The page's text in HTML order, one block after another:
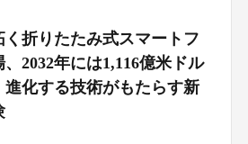
く折りたたみ式スマートフ
、2032年には1,116億米ドル
進化する技術がもたらす新